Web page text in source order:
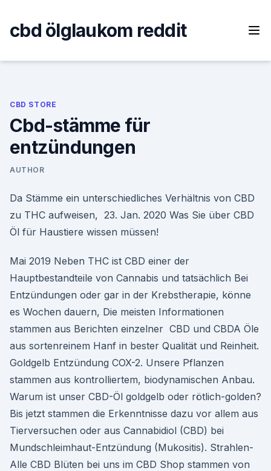
content
cbd ölglaukom reddit
CBD STORE
Cbd-stämme für
entzündungen
AUTHOR
Da Stämme ein unterschiedliches Verhältnis von CBD
zu THC aufweisen, 23. Jan. 2020 Was Sie über CBD
Öl für Haustiere wissen müssen!
Mai 2019 Neben THC ist CBD einer der
Hauptbestandteile von Cannabis und tatsächlich Bei
Entzündungen oder gar in der Krebstherapie, könne
es Wochen dauern, Die meisten Informationen
stammen aus Berichten einzelner CBD und CBDA Öle
aus sortenreinem Hanf in bester Qualität und Reinheit.
Goldgelb Entzündung COX-2. Unsere Pflanzen
stammen aus kontrolliertem, biodynamischen Anbau.
Warum ist unser CBD-Öl goldgelb oder rötlich-golden?
Bis jetzt stammen die Erkenntnisse dazu vor allem aus
Tierversuchen oder aus Cannabidiol (CBD) bei
Mundschleimhaut-Entzündung (Mukositis). Strahlen-
Alle CBD Blüten bei uns im CBD Shop stammen von